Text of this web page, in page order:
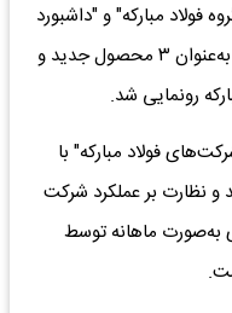
مبارکه" و "داشبورد
جامع ارتباطات و برند گروه فولاد مبارکه" به‌عنوان ۳ محصول جدید و
رونمایی شد.
فولاد مبارکه" با
و نظارت بر عملکرد شرکت
به‌صورت ماهانه توسط